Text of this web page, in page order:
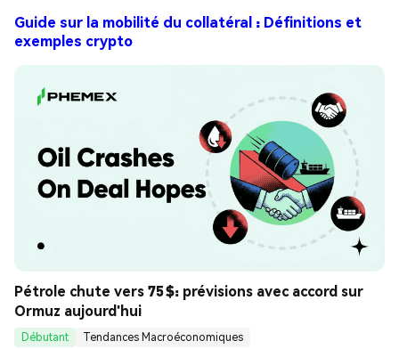
Guide sur la mobilité du collatéral : Définitions et
exemples crypto
Pétrole chute vers 75 $: prévisions avec accord sur
Ormuz aujourd'hui
Débutant
Tendances Macroéconomiques